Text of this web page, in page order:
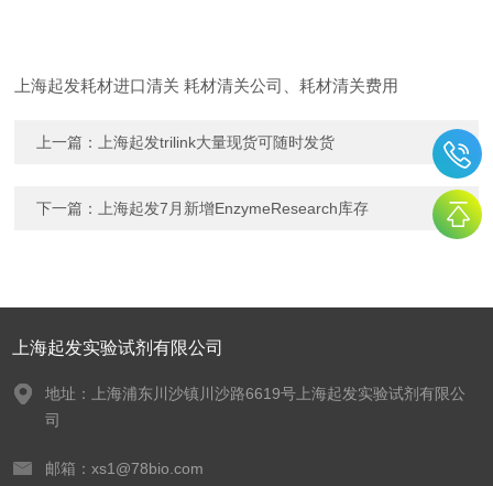
上海起发耗材进口清关 耗材清关公司、耗材清关费用
上一篇： 上海起发trilink大量现货可随时发货
下一篇： 上海起发7月新增EnzymeResearch库存
上海起发实验试剂有限公司
地址：上海浦东川沙镇川沙路6619号上海起发实验试剂有限公
司
邮箱：xs1@78bio.com